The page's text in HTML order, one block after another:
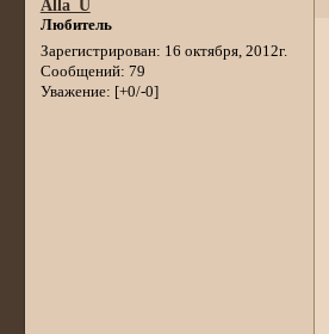
Alla_U
Любитель
Зарегистрирован: 16 октября, 2012г.
Сообщений: 79
Уважение: [+0/-0]